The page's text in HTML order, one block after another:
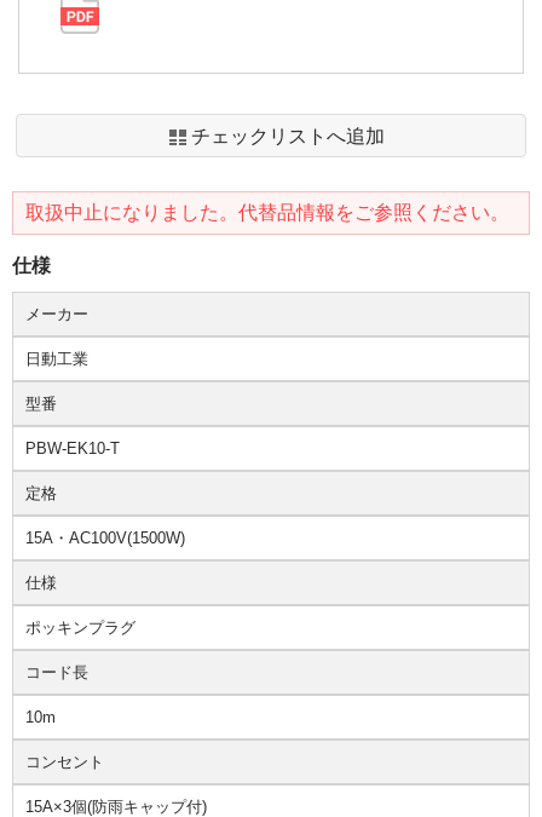
チェックリストへ追加
取扱中止になりました。代替品情報をご参照ください。
仕様
メーカー
日動工業
型番
PBW-EK10-T
定格
15A・AC100V(1500W)
仕様
ポッキンプラグ
コード長
10m
コンセント
15A×3個(防雨キャップ付)